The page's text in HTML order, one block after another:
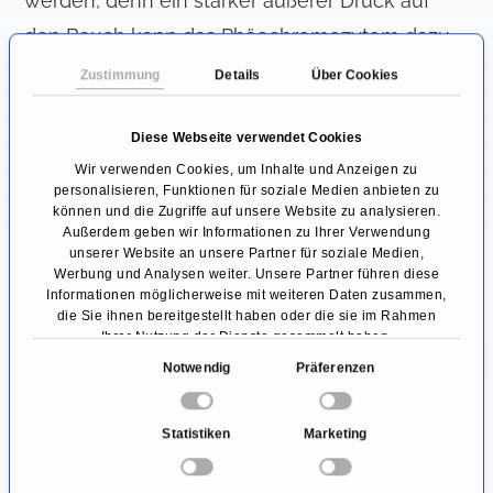
Zustimmung Details Über Cookies
Diese Webseite verwendet Cookies
Wir verwenden Cookies, um Inhalte und Anzeigen zu
personalisieren, Funktionen für soziale Medien anbieten zu
können und die Zugriffe auf unsere Website zu analysieren.
Außerdem geben wir Informationen zu Ihrer Verwendung
unserer Website an unsere Partner für soziale Medien,
Werbung und Analysen weiter. Unsere Partner führen diese
Informationen möglicherweise mit weiteren Daten zusammen,
die Sie ihnen bereitgestellt haben oder die sie im Rahmen
Ihrer Nutzung der Dienste gesammelt haben.
Notwendig Präferenzen
Statistiken Marketing
den Bauch kann das Phäochromozytom dazu
anregen, Adrenalin auszuschütten und zu
Erhöhte Stresshormone bzw. ihre
Abbauprodukte können im Blut und 24-h-Urin
nachgewiesen werden. Erhöhte Werte sind ein
starker Hinweis auf einen
hormonproduzierenden Tumor. Sobald dieser
Verdacht bestätigt ist, wird der Tumor im
Anschluss mithilfe einer CT- oder MRT-
Diagnostik im Körper lokalisiert. In seltenen
Fällen können auch weitere bildgebende
Verfahren angeordnet werden wie eine